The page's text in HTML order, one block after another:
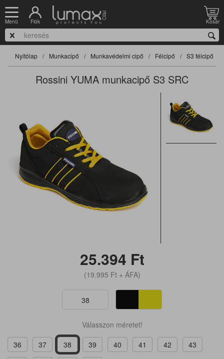
Menü Fiók Kosár
Nyitólap Munkacipő Munkavédelmi cipő Félcipő S3 félcipő
Rossini YUMA munkacipő S3 SRC
25.394 Ft
(19.995 Ft+ ÁFA)
38
Válasszon méretet!
36
37 38 39 40 41 42
43